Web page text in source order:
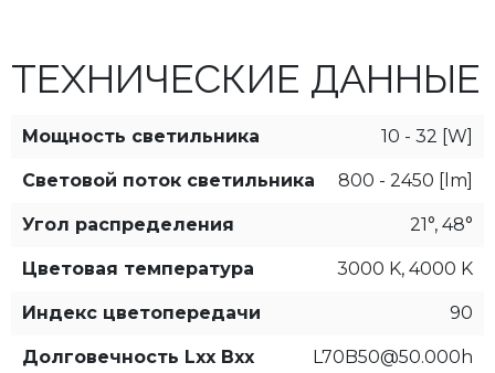
ТЕХНИЧЕСКИЕ ДАННЫЕ
Мощность светильника 10 - 32 [W]
Световой поток светильника 800 - 2450 [lm]
Угол распределения 21°, 48°
Цветовая температура 3000 K, 4000 K
Индекс цветопередачи 90
Долговечность Lxx Bxx L70B50@50.000h